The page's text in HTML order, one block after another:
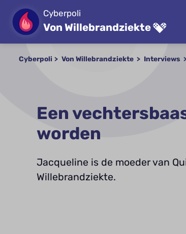
Cyberpoli
Von Willebrandziekte
Cyberpoli Von Willebrandziekte Interviews
Een
worden
Jacqueline is de moeder van
Willebrandziekte.